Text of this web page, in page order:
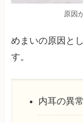
原因
めまいの原因と
す。
内耳の異